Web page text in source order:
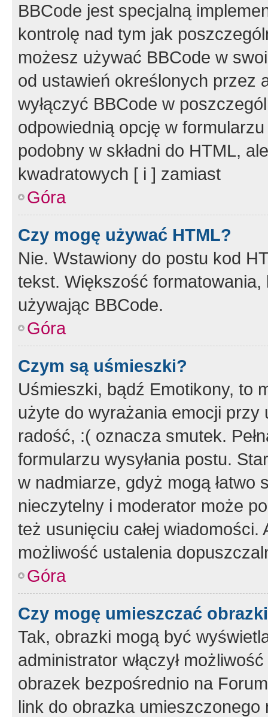
BBCode jest specjalną
kontrolę nad tym jak
możesz używać BBCode w
od ustawień określonych przez
wyłączyć BBCode w
odpowiednią opcję w
podobny w składni do HTML,
kwadratowych [ i ] zamiast
Góra
Czy mogę używać HTML?
Nie. Wstawiony do postu kod
tekst. Większość
używając BBCode.
Góra
Czym są uśmieszki?
Uśmieszki, bądź Emotikony, to
użyte do wyrażania emocji
radość, :( oznacza smutek.
formularzu wysyłania postu.
w nadmiarze, gdyż mogą
nieczytelny i moderator może
też usunięciu całej
możliwość ustalenia
Góra
Czy mogę umieszczać
Tak, obrazki mogą być
administrator włączył
obrazek bezpośrednio na
link do obrazka